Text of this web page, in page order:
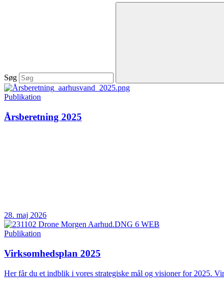
Søg
Publikation
Årsberetning 2025
28. maj 2026
Publikation
Virksomhedsplan 2025
Her får du et indblik i vores strategiske mål og visioner for 2025.